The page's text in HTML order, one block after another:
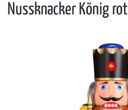
Nussknacker König rot